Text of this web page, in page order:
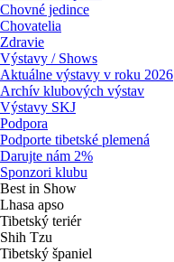
Chovné jedince
Chovatelia
Zdravie
Výstavy / Shows
Aktuálne výstavy v roku 2026
Archív klubových výstav
Výstavy SKJ
Podpora
Podporte tibetské plemená
Darujte nám 2%
Sponzori klubu
Best in Show
Lhasa apso
Tibetský teriér
Shih Tzu
Tibetský španiel